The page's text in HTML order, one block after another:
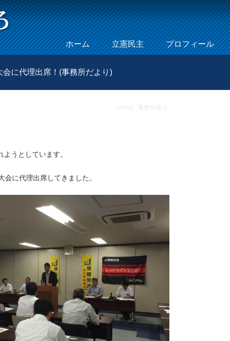
Menu
Skip to content
ホーム 立憲民主 プロフィール
に代理出席！(事務所だより)
Home 事務所便り
うとしています。
に代理出席してきました。